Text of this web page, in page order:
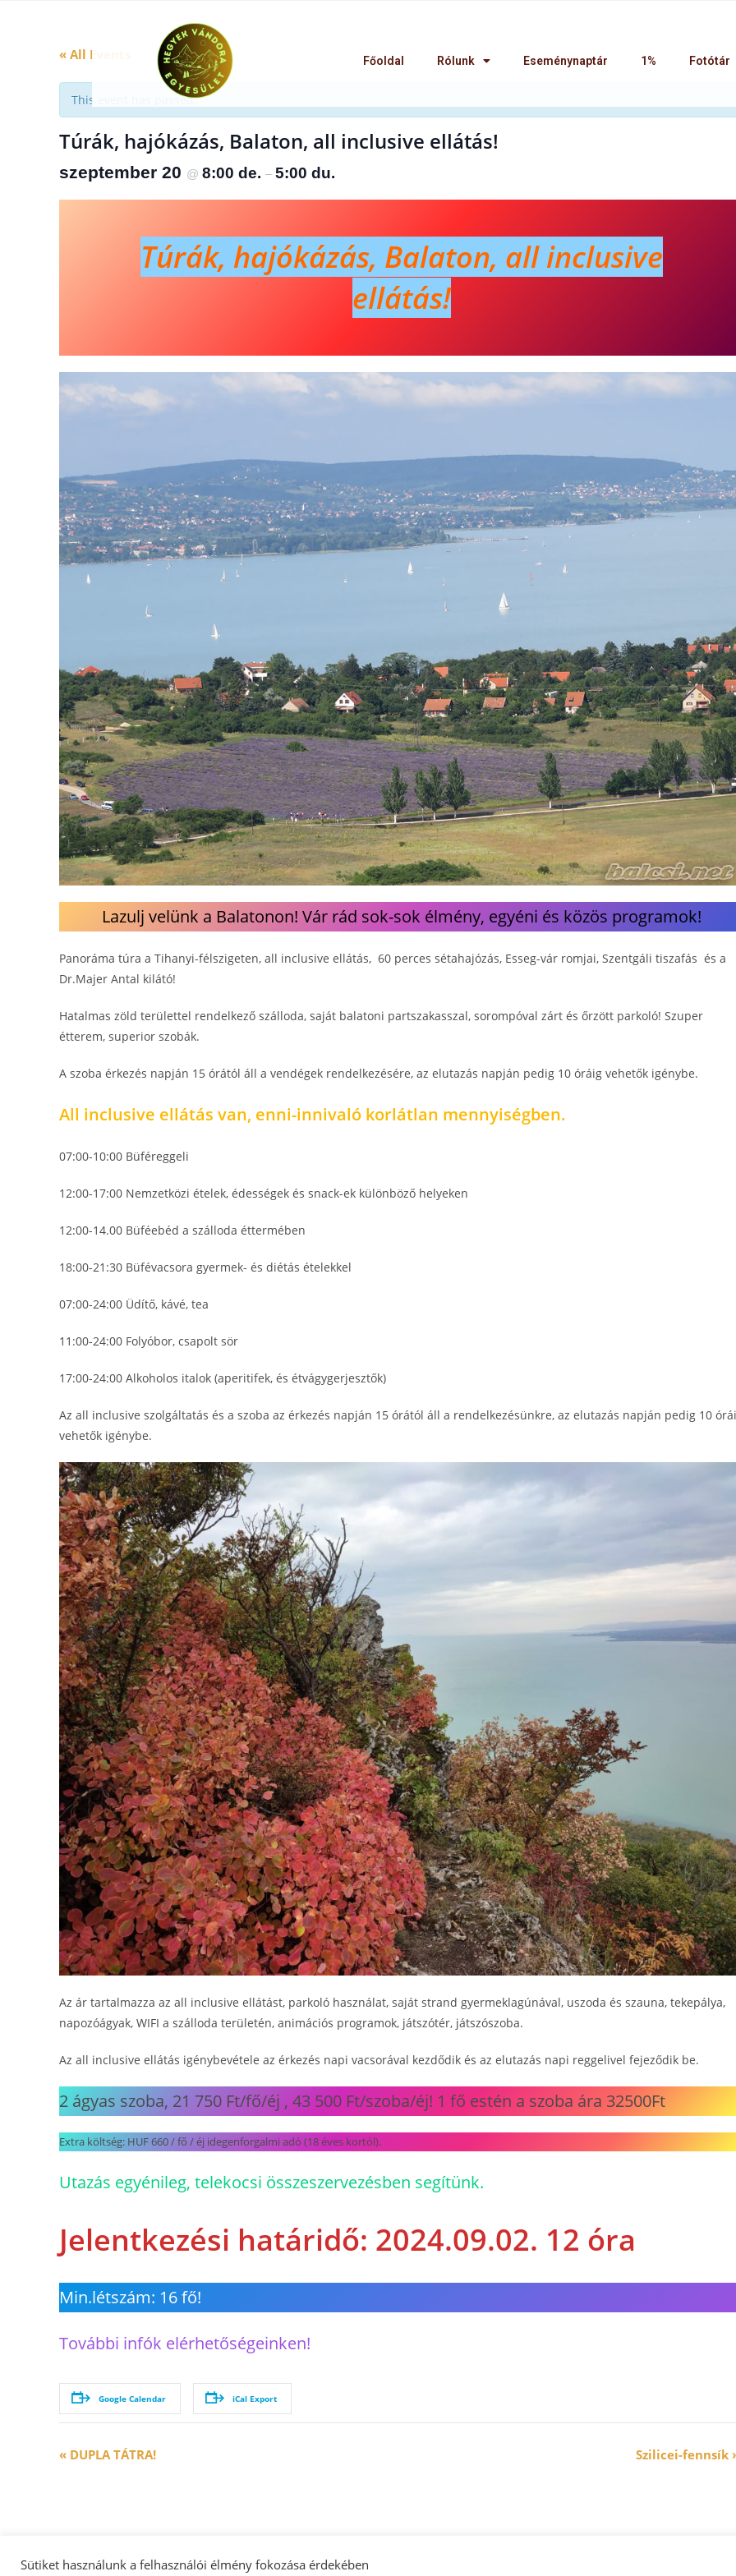
Főoldal Rólunk Eseménynaptár 1% Fotótár
« All Events
This event has passed.
Túrák, hajókázás, Balaton, all inclusive ellátás!
szeptember 20 @ 8:00 de. – 5:00 du.
Túrák, hajókázás, Balaton, all inclusive
ellátás!
Lazulj velünk a Balatonon! Vár rád sok-sok élmény, egyéni és közös programok!
Panoráma túra a Tihanyi-félszigeten, all inclusive ellátás, 60 perces sétahajózás, Esseg-vár romjai, Szentgáli tiszafás és a
Dr.Majer Antal kilátó!
Hatalmas zöld területtel rendelkező szálloda, saját balatoni partszakasszal, sorompóval zárt és őrzött parkoló! Szuper
étterem, superior szobák.
A szoba érkezés napján 15 órától áll a vendégek rendelkezésére, az elutazás napján pedig 10 óráig vehetők igénybe.
All inclusive ellátás van, enni-innivaló korlátlan mennyiségben.
07:00-10:00 Büféreggeli
12:00-17:00 Nemzetközi ételek, édességek és snack-ek különböző helyeken
12:00-14.00 Büféebéd a szálloda éttermében
18:00-21:30 Büfévacsora gyermek- és diétás ételekkel
07:00-24:00 Üdítő, kávé, tea
11:00-24:00 Folyóbor, csapolt sör
17:00-24:00 Alkoholos italok (aperitifek, és étvágygerjesztők)
Az all inclusive szolgáltatás és a szoba az érkezés napján 15 órától áll a rendelkezésünkre, az elutazás napján pedig 10
vehetők igénybe.
Az ár tartalmazza az all inclusive ellátást, parkoló használat, saját strand gyermeklagúnával, uszoda és szauna, tekepálya,
napozóágyak, WIFI a szálloda területén, animációs programok, játszótér, játszószoba.
Az all inclusive ellátás igénybevétele az érkezés napi vacsorával kezdődik és az elutazás napi reggelivel fejeződik be.
2 ágyas szoba, 21 750 Ft/fő/éj , 43 500 Ft/szoba/éj! 1 fő estén a szoba ára 32500Ft
Extra költség: HUF 660 / fő / éj idegenforgalmi adó (18 éves kortól).
Utazás egyénileg, telekocsi összeszervezésben segítünk.
Jelentkezési határidő: 2024.09.02. 12 óra
Min.létszám: 16 fő!
További infók elérhetőségeinken!
Google Calendar iCal Export
E
N
« DUPLA TÁTRA! Szilicei-fennsík
Hegyek Vándora Egyesület
Sütiket használunk a felhasználói élmény fokozása érdekében